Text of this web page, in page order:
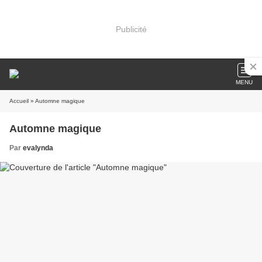
Publicité
MENU
Accueil » Automne magique
Automne magique
Par evalynda